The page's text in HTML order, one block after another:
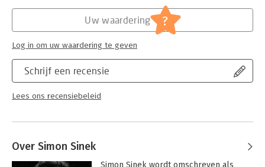
Schrijf een recensie
Lees ons recensiebeleid
Uw waardering ?
Log in om uw waardering te geven
Over Simon Sinek
Simon Sinek wordt omschreven als